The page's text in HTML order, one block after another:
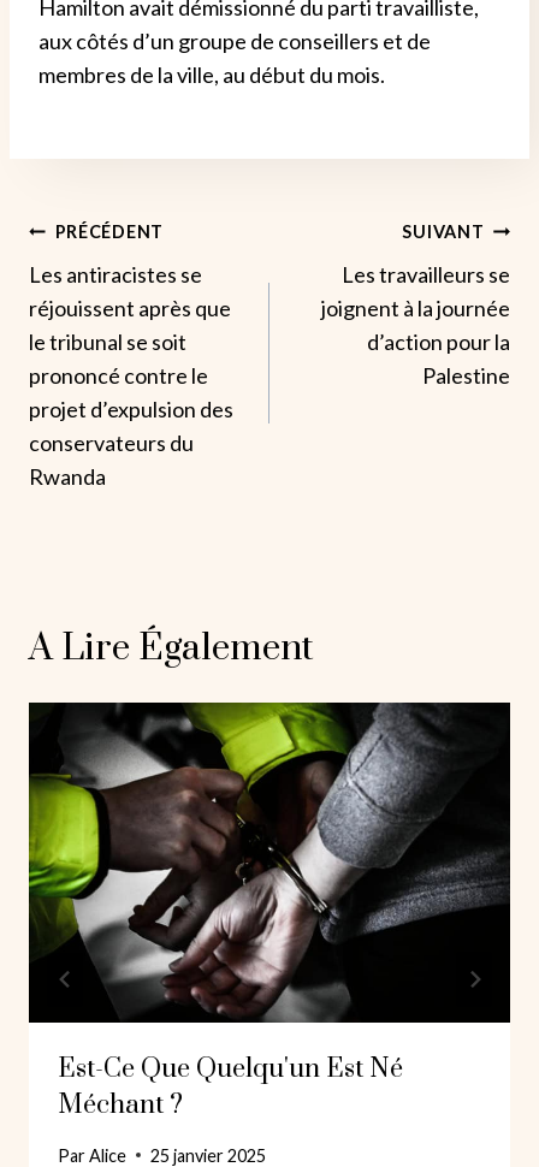
Hamilton avait démissionné du parti travailliste,
aux côtés d’un groupe de conseillers et de
membres de la ville, au début du mois.
Navigation
De
L’article
PRÉCÉDENT
Les antiracistes se
réjouissent après que
le tribunal se soit
prononcé contre le
projet d’expulsion des
conservateurs du
Rwanda
SUIVANT
Les travailleurs se
joignent à la journée
d’action pour la
Palestine
A Lire Également
Est-Ce Que Quelqu'un Est Né
Méchant ?
ParAlice 25 janvier 2025